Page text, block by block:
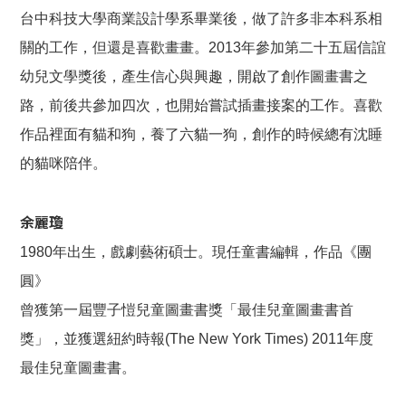
台中科技大學商業設計學系畢業後，做了許多非本科系相
關的工作，但還是喜歡畫畫。2013年參加第二十五屆信誼
幼兒文學獎後，產生信心與興趣，開啟了創作圖畫書之
路，前後共參加四次，也開始嘗試插畫接案的工作。喜歡
作品裡面有貓和狗，養了六貓一狗，創作的時候總有沈睡
的貓咪陪伴。
余麗瓊
1980年出生，戲劇藝術碩士。現任童書編輯，作品《團
圓》
曾獲第一屆豐子愷兒童圖畫書獎「最佳兒童圖畫書首
獎」，並獲選紐約時報(The New York Times) 2011年度
最佳兒童圖畫書。